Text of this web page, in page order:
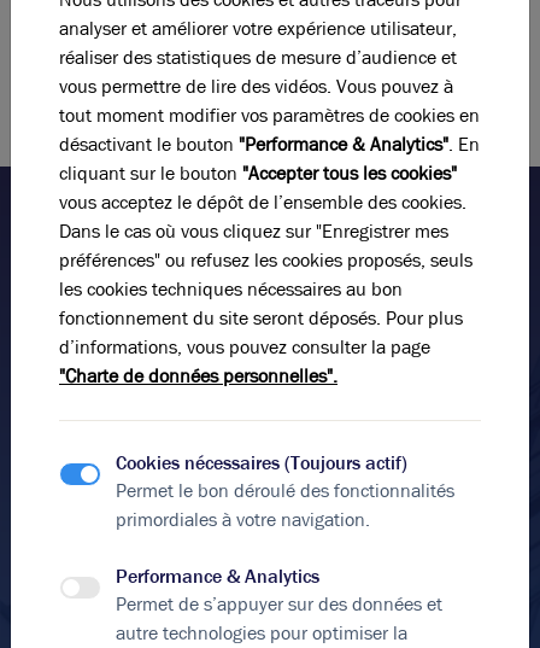
Photos (5 )
A louer - BRON EUROPARC - Bureaux lumineux - Bron
342 m² divisibles à partir de150 m²
€ m²/an HT HC
Avec Brice Robert Arthur Loyd, trouvez les offres de location de
bureaux à Bron qui conviennent à votre entreprise. Nos conseillers
sont à votre écoute pour contribuer à la réussite de votre activité.
Parlez-nous de votre projet
immobilier !
livrant notre expertise et la qualité de notre service
dans un climat de confiance.
Prénom*
analyser et améliorer votre expérience utilisateur,
réaliser des statistiques de mesure d’audience et
vous permettre de lire des vidéos. Vous pouvez à
tout moment modifier vos paramètres de cookies en
désactivant le bouton "Performance & Analytics". En
cliquant sur le bouton "Accepter tous les cookies"
vous acceptez le dépôt de l’ensemble des cookies.
Dans le cas où vous cliquez sur "Enregistrer mes
préférences" ou refusez les cookies proposés, seuls
les cookies techniques nécessaires au bon
fonctionnement du site seront déposés. Pour plus
d’informations, vous pouvez consulter la page
"Charte de données personnelles".
Cookies nécessaires (Toujours actif)
Permet le bon déroulé des fonctionnalités
primordiales à votre navigation.
Performance & Analytics
Permet de s’appuyer sur des données et
autre technologies pour optimiser la